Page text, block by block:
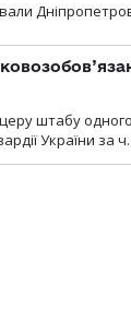
штабу
України за